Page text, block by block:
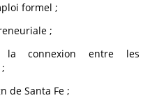
formel ;
;
la connexion entre les
de Santa Fe ;